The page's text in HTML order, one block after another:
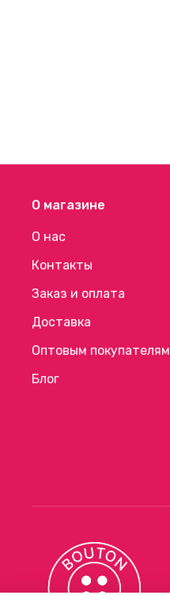
О магазине
О нас
Контакты
Заказ и оплата
Доставка
Оптовым покупателям
Блог